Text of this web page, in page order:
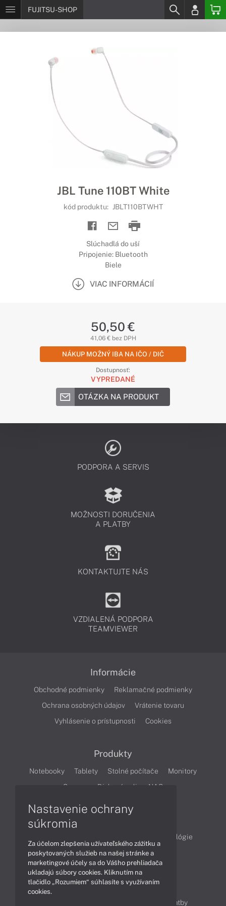
FUJITSU-SHOP
JBL Tune 110BT White
kód produktu: JBLT110BTWHT
Slúchadlá do uší
Pripojenie: Bluetooth
Biele
VIAC INFORMÁCIÍ
50,50 €
41,06 € bez DPH
NÁKUP MOŽNÝ IBA NA IČO / DIČ
Dostupnosť:
VYPREDANÉ
OTÁZKA NA PRODUKT
PODPORA A SERVIS
MOŽNOSTI DORUČENIA
A PLATBY
KONTAKTUJTE NÁS
VZDIALENÁ PODPORA
TEAMVIEWER
Informácie
Obchodné podmienky
Reklamačné podmienky
Ochrana osobných údajov
Vrátenie tovaru
Vyhlásenie o prístupnosti
Cookies
Produkty
Notebooky Tablety Stolné počítače
Monitory
Servery
Diskové polia a NAS
Technológie
Videá
Obsah
Možnosti doručenia a platby
Nastavenie ochrany
súkromia
Za účelom zlepšenia užívateľského zážitku a
poskytovaných služieb na našej stránke a
marketingové účely sa do Vášho prehliadača
ukladajú súbory cookies. Kliknutím na
tlačidlo „Rozumiem“ súhlasíte s využívaním
cookies.